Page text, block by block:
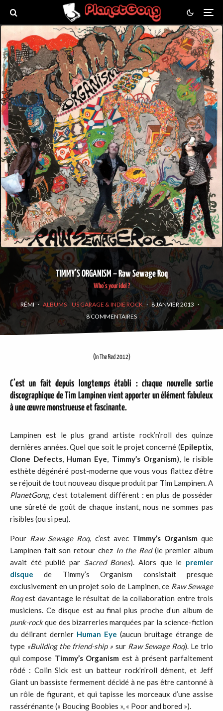
TIMMY’S ORGANISM – Raw Sewage Roq
Who’s your idol ?
RÉMI · ALBUMS US GARAGE & INDIE ROCK · 8 JANVIER 2013 ·
8 COMMENTAIRES
(In The Red 2012)
C’est un fait depuis longtemps établi : chaque nouvelle sortie
discographique de Tim Lampinen vient apporter un élément fabuleux
à une œuvre monstrueuse et fascinante.
Lampinen est le plus grand artiste rock’n’roll des quinze
dernières années. Quel que soit le projet concerné (Epileptix,
Clone Defects, Human Eye, Timmy’s Organism), le risible
esthète dégénéré post-moderne que vous vous flattez d’être
se réjouit de tout nouveau disque produit par Tim Lampinen. A
PlanetGong, c’est totalement différent : en plus de posséder
une sûreté de goût de chaque instant, nous ne sommes pas
risibles (ou si peu).
Pour Raw Sewage Roq, c’est avec Timmy’s Organism que
Lampinen fait son retour chez In the Red(le premier album
avait été publié par Sacred Bones). Alors que le premier
disque de Timmy’s Organism consistait presque
exclusivement en un projet solo de Lampinen, ce RawSewage
Roqest davantage le résultat de la collaboration entre trois
musiciens. Ce disque est au final plus proche d’un album de
punk-rockque des bizarreries marquées par la science-fiction
du délirant dernier Human Eye (aucun bruitage étrange de
type «Building the friend-ship » sur Raw Sewage Roq). Le trio
qui compose Timmy’s Organism est à présent parfaitement
rôdé : Colin Sick est un batteur rock’n’roll dément, et Jeff
Giant un bassiste fermement décidé à ne pas être cantonné à
un rôle de figurant, et qui tapisse les morceaux d’une assise
rassérénante (« Boucing Boobies », « Poor and bored »).